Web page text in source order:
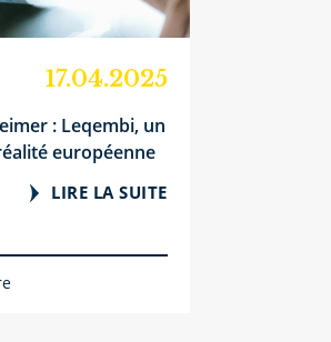
17.04.2025
: Leqembi, un
européenne
LIRE LA SUITE